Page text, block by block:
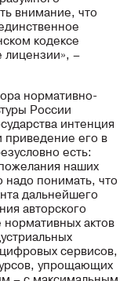
внимание, что
кодексе
лицензии», –
нормативно-
России
интенция
приведение его в
есть:
наших
надо понимать, что
дальнейшего
авторского
актов
сервисов,
упрощающих